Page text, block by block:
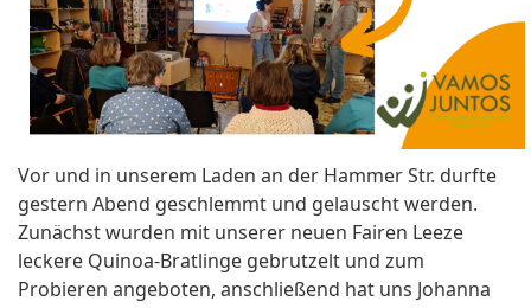
Vor und in unserem Laden an der Hammer Str. durfte
gestern Abend geschlemmt und gelauscht werden.
Zunächst wurden mit unserer neuen Fairen Leeze
leckere Quinoa-Bratlinge gebrutzelt und zum
Probieren angeboten, anschließend hat uns Johanna